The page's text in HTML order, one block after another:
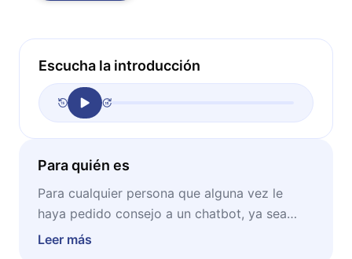
Escucha la introducción
Para quién es
Para cualquier persona que alguna vez le
haya pedido consejo a un chatbot, ya sea
sobre trabajo, relaciones o decisiones de la
Leer más